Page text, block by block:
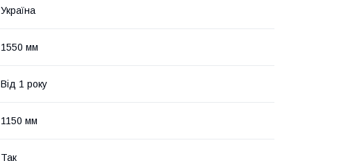
Україна
1550 мм
Від 1 року
1150 мм
Так